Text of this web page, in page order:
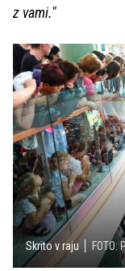
z vami."
Skrito v raju FOTO: